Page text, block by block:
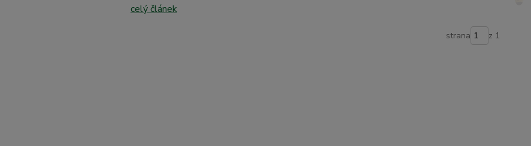
celý článek
strana z 1